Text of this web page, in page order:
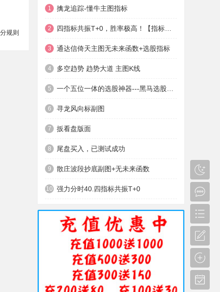
规则
1 擒龙追踪-懂牛主图指标
2
3 通达信倚天主图无未来函数+选股指标
4 多空趋势 趋势大道 主图K线
5
6 寻龙风向标副图
7 扳看盘版面
8 尾盘买入，已测试成功
9 散庄波段抄底副图+无未来函数
10 强力分时40.四指标共振T+0